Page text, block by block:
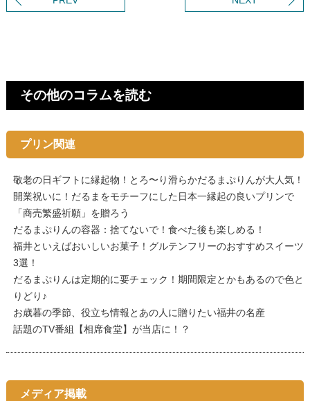
その他のコラムを読む
プリン関連
敬老の日ギフトに縁起物！とろ〜り滑らかだるまぷりんが大人気！
開業祝いに！だるまをモチーフにした日本一縁起の良いプリンで
「商売繁盛祈願」を贈ろう
だるまぷりんの容器：捨てないで！食べた後も楽しめる！
福井といえばおいしいお菓子！グルテンフリーのおすすめスイーツ
3選！
だるまぷりんは定期的に要チェック！期間限定とかもあるので色と
りどり♪
お歳暮の季節、役立ち情報とあの人に贈りたい福井の名産
話題のTV番組【相席食堂】が当店に！？
メディア掲載